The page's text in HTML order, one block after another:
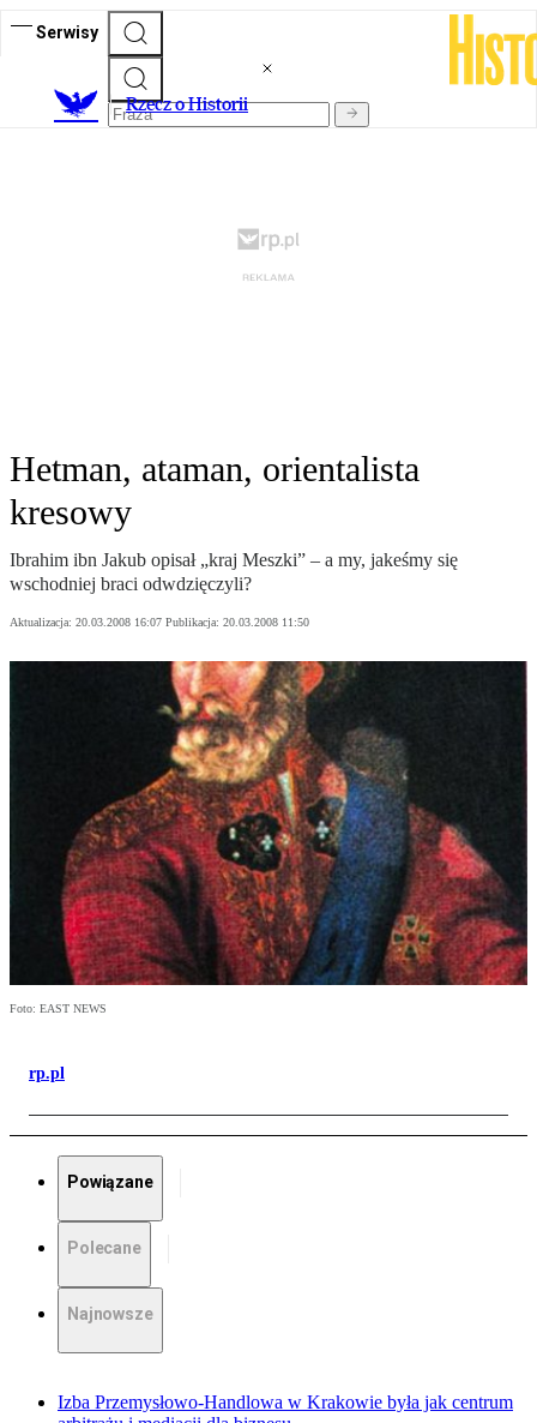
Serwisy
Rzecz o Historii
Hetman, ataman, orientalista
kresowy
Ibrahim ibn Jakub opisał „kraj Meszki” – a my, jakeśmy się
wschodniej braci odwdzięczyli?
Aktualizacja: 20.03.2008 16:07 Publikacja: 20.03.2008 11:50
Foto: EAST NEWS
rp.pl
Powiązane
Polecane
Najnowsze
Izba Przemysłowo-Handlowa w Krakowie była jak centrum